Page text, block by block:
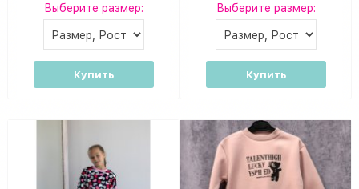
Выберите размер:
Купить
Выберите размер:
Купить